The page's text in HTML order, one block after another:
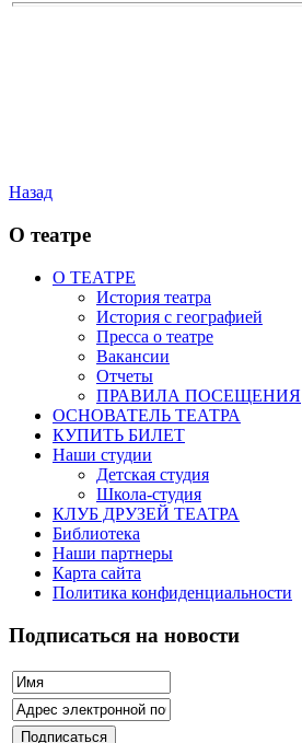
Назад
О театре
О ТЕАТРЕ
История театра
История с географией
Пресса о театре
Вакансии
Отчеты
ПРАВИЛА ПОСЕЩЕНИЯ
ОСНОВАТЕЛЬ ТЕАТРА
КУПИТЬ БИЛЕТ
Наши студии
Детская студия
Школа-студия
КЛУБ ДРУЗЕЙ ТЕАТРА
Библиотека
Наши партнеры
Карта сайта
Политика конфиденциальности
Подписаться на новости